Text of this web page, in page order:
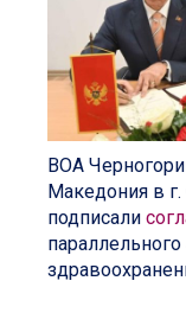
ВОА
Македония в
подписали